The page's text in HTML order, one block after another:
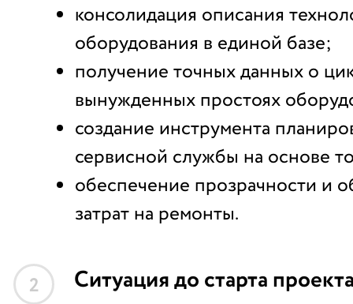
консолидация описания
оборудования в единой базе;
получение точных данных о
вынужденных простоях
создание инструмента
сервисной службы на основе
обеспечение прозрачности и
затрат на ремонты.
2 Ситуация до старта